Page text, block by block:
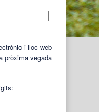
i lloc web
pròxima vegada